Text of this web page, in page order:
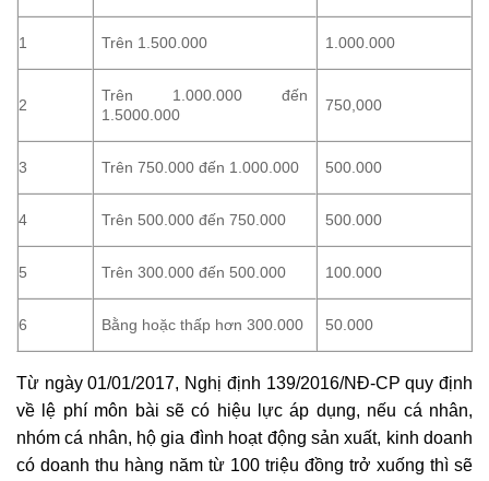
1 Trên 1.500.000 1.000.000
2
Trên 1.000.000 đến
1.5000.000
750,000
3 Trên 750.000 đến 1.000.000 500.000
4 Trên 500.000 đến 750.000 500.000
5 Trên 300.000 đến 500.000 100.000
6 Bằng hoặc thấp hơn 300.000 50.000
Từ ngày 01/01/2017, Nghị định 139/2016/NĐ-CP quy định
về lệ phí môn bài sẽ có hiệu lực áp dụng, nếu cá nhân,
nhóm cá nhân, hộ gia đình hoạt động sản xuất, kinh doanh
có doanh thu hàng năm từ 100 triệu đồng trở xuống thì sẽ